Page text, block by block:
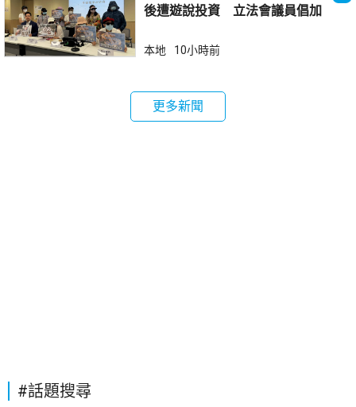
後遭遊說投資 立法會議員倡加
本地 10小時前
更多新聞
#話題搜尋